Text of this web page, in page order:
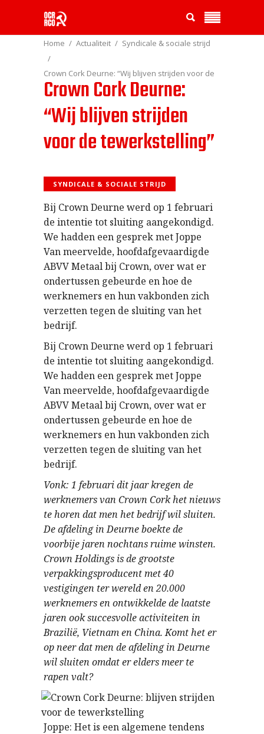
Home Actualiteit Syndicale & sociale strijd
Crown Cork Deurne: “Wij blijven strijden voor de
tewerkstelling”
Crown Cork Deurne:
“Wij blijven strijden
voor de tewerkstelling”
SYNDICALE & SOCIALE STRIJD
Bij Crown Deurne werd op 1 februari
de intentie tot sluiting aangekondigd.
We hadden een gesprek met Joppe
Van meervelde, hoofdafgevaardigde
ABVV Metaal bij Crown, over wat er
ondertussen gebeurde en hoe de
werknemers en hun vakbonden zich
verzetten tegen de sluiting van het
bedrijf.
Bij Crown Deurne werd op 1 februari
de intentie tot sluiting aangekondigd.
We hadden een gesprek met Joppe
Van meervelde, hoofdafgevaardigde
ABVV Metaal bij Crown, over wat er
ondertussen gebeurde en hoe de
werknemers en hun vakbonden zich
verzetten tegen de sluiting van het
bedrijf.
Vonk: 1 februari dit jaar kregen de
werknemers van Crown Cork het nieuws
te horen dat men het bedrijf wil sluiten.
De afdeling in Deurne boekte de
voorbije jaren nochtans ruime winsten.
Crown Holdings is de grootste
verpakkingsproducent met 40
vestigingen ter wereld en 20.000
werknemers en ontwikkelde de laatste
jaren ook succesvolle activiteiten in
Brazilië, Vietnam en China. Komt het er
op neer dat men de afdeling in Deurne
wil sluiten omdat er elders meer te
rapen valt?
Joppe: Het is een algemene tendens